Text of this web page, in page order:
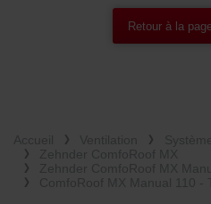
Retour à la